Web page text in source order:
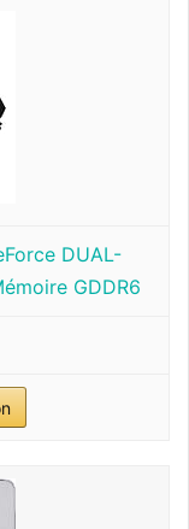
DUAL-
GDDR6